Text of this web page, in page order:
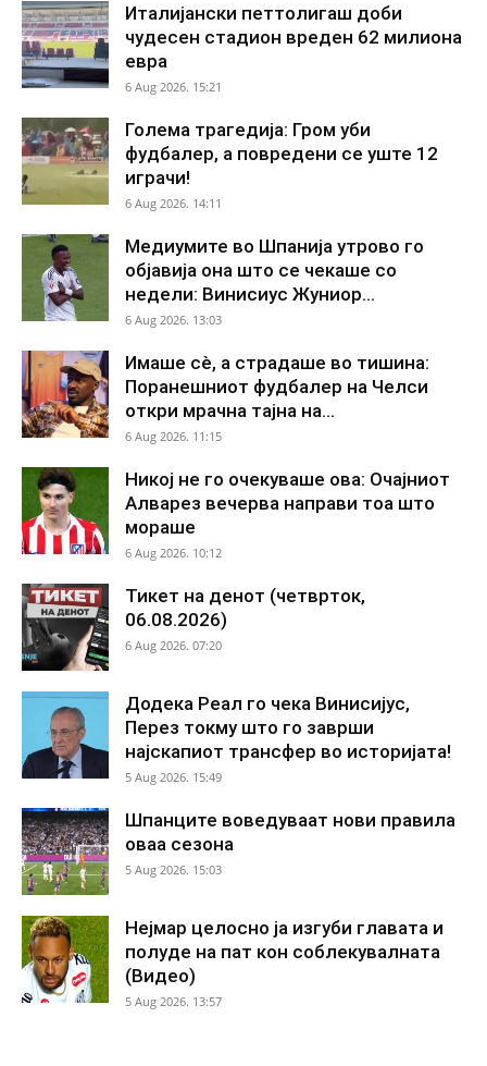
Италијански петтолигаш доби
чудесен стадион вреден 62 милиона
евра
6 Aug 2026. 15:21
Голема трагедија: Гром уби
фудбалер, а повредени се уште 12
играчи!
6 Aug 2026. 14:11
Медиумите во Шпанија утрово го
објавија она што се чекаше со
недели: Винисиус Жуниор...
6 Aug 2026. 13:03
Имаше сè, а страдаше во тишина:
Поранешниот фудбалер на Челси
откри мрачна тајна на...
6 Aug 2026. 11:15
Никој не го очекуваше ова: Очајниот
Алварез вечерва направи тоа што
мораше
6 Aug 2026. 10:12
Тикет на денот (четврток,
06.08.2026)
6 Aug 2026. 07:20
Додека Реал го чека Винисијус,
Перез токму што го заврши
најскапиот трансфер во историјата!
5 Aug 2026. 15:49
Шпанците воведуваат нови правила
оваа сезона
5 Aug 2026. 15:03
Нејмар целосно ја изгуби главата и
полуде на пат кон соблекувалната
(Видео)
5 Aug 2026. 13:57